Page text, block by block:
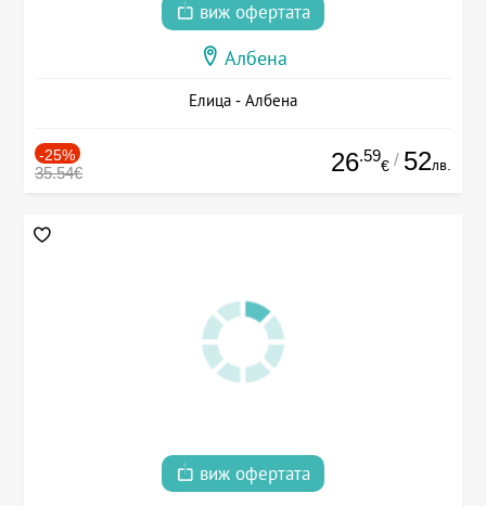
виж офертата
Албена
Елица - Албена
-25%
35.54€ 26.59
€ / 52лв.
виж офертата